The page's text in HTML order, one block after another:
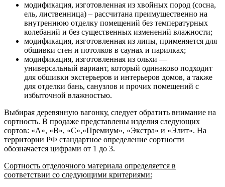
модификация, изготовленная из хвойных пород (сосна,
ель, лиственница) – рассчитана преимущественно на
внутреннюю отделку помещений без температурных
колебаний и без существенных изменений влажности;
модификация, изготовленная из липы, применяется для
обшивки стен и потолков в саунах и парилках;
модификация, изготовленная из ольхи —
универсальный вариант, который одинаково подходит
для обшивки экстерьеров и интерьеров домов, а также
для отделки бань, санузлов и прочих помещений с
избыточной влажностью.
Выбирая деревянную вагонку, следует обратить внимание на
сортность. В продаже представлены изделия следующих
сортов: «А», «В», «С»,«Премиум», «Экстра» и «Элит». На
территории РФ стандартное определение сортности
обозначается цифрами от 1 до 3.
Сортность отделочного материала определяется в
соответствии со следующими критериями: